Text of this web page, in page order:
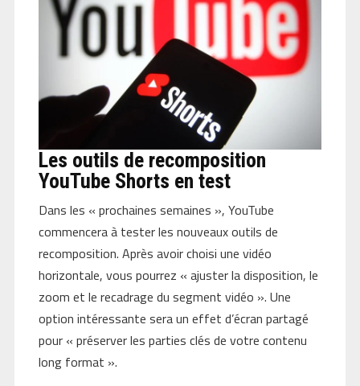
Les outils de recomposition
YouTube Shorts en test
Dans les « prochaines semaines », YouTube
commencera à tester les nouveaux outils de
recomposition. Après avoir choisi une vidéo
horizontale, vous pourrez « ajuster la disposition, le
zoom et le recadrage du segment vidéo ». Une
option intéressante sera un effet d’écran partagé
pour « préserver les parties clés de votre contenu
long format ».